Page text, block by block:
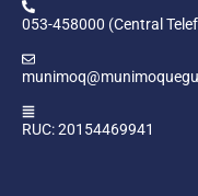
053-458000 (Central
RUC: 20154469941